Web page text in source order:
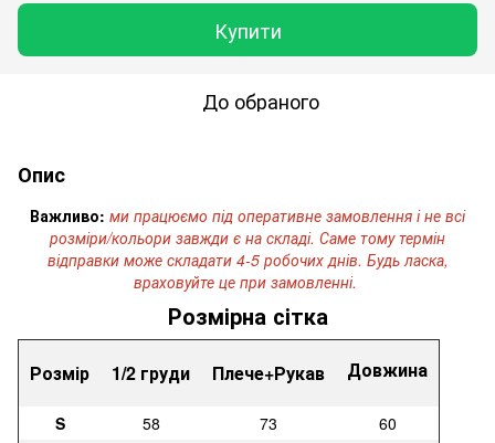
Купити
До обраного
Опис
Важливо: ми працюємо під оперативне замовлення і не всі
розміри/кольори завжди є на складі. Саме тому термін
відправки може складати 4-5 робочих днів. Будь ласка,
враховуйте це при замовленні.
Розмірна сітка
Розмір 1/2 груди Плече+Рукав Довжина
S 58 73
60